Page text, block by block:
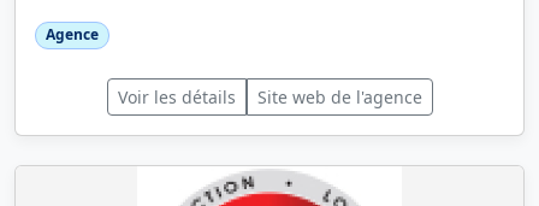
Agence
Voir les détails Site web de l'agence